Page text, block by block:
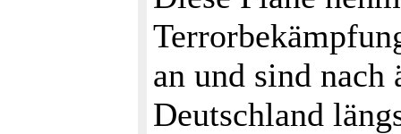
an und sind
Deutschland